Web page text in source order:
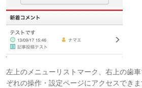
左上のメニューリストマーク、右上の歯
ぞれの操作・設定ページにアクセスできま